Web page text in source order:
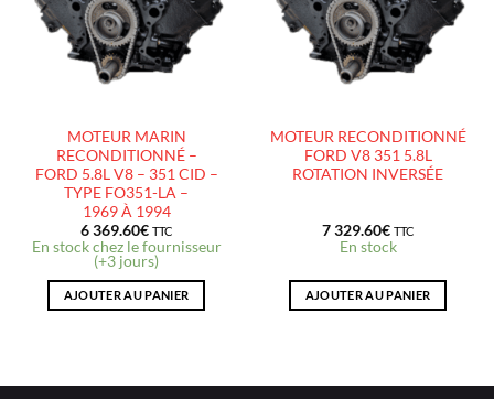
D’ENVIES
MOTEUR MARIN
RECONDITIONNÉ –
FORD 5.8L V8 – 351 CID –
TYPE FO351-LA –
1969 À 1994
6 369.60€ TTC
En stock chez le fournisseur
(+3 jours)
AJOUTER AU PANIER
D’ENVIES
MOTEUR RECONDITIONNÉ
FORD V8 351 5.8L
ROTATION INVERSÉE
7 329.60€ TTC
En stock
AJOUTER AU PANIER